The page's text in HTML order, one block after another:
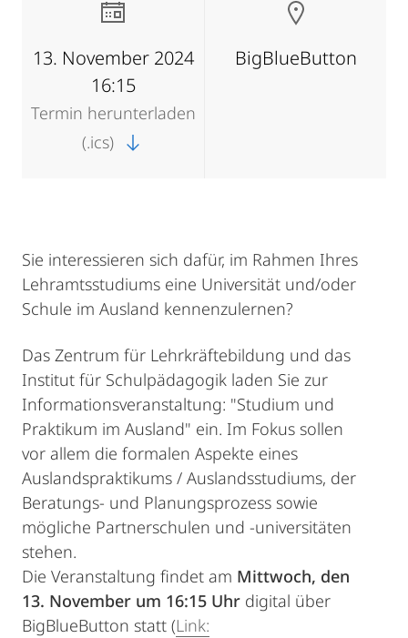
13. November 2024
16:15
Termin herunterladen
(.ics)
BigBlueButton
Sie interessieren sich dafür, im Rahmen Ihres
Lehramtsstudiums eine Universität und/oder
Schule im Ausland kennenzulernen?
Das Zentrum für Lehrkräftebildung und das
Institut für Schulpädagogik laden Sie zur
Informationsveranstaltung: "Studium und
Praktikum im Ausland" ein. Im Fokus sollen
vor allem die formalen Aspekte eines
Auslandspraktikums / Auslandsstudiums, der
Beratungs- und Planungsprozess sowie
mögliche Partnerschulen und -universitäten
stehen.
Die Veranstaltung findet am Mittwoch, den
13. November um 16:15 Uhr digital über
BigBlueButton statt (Link: